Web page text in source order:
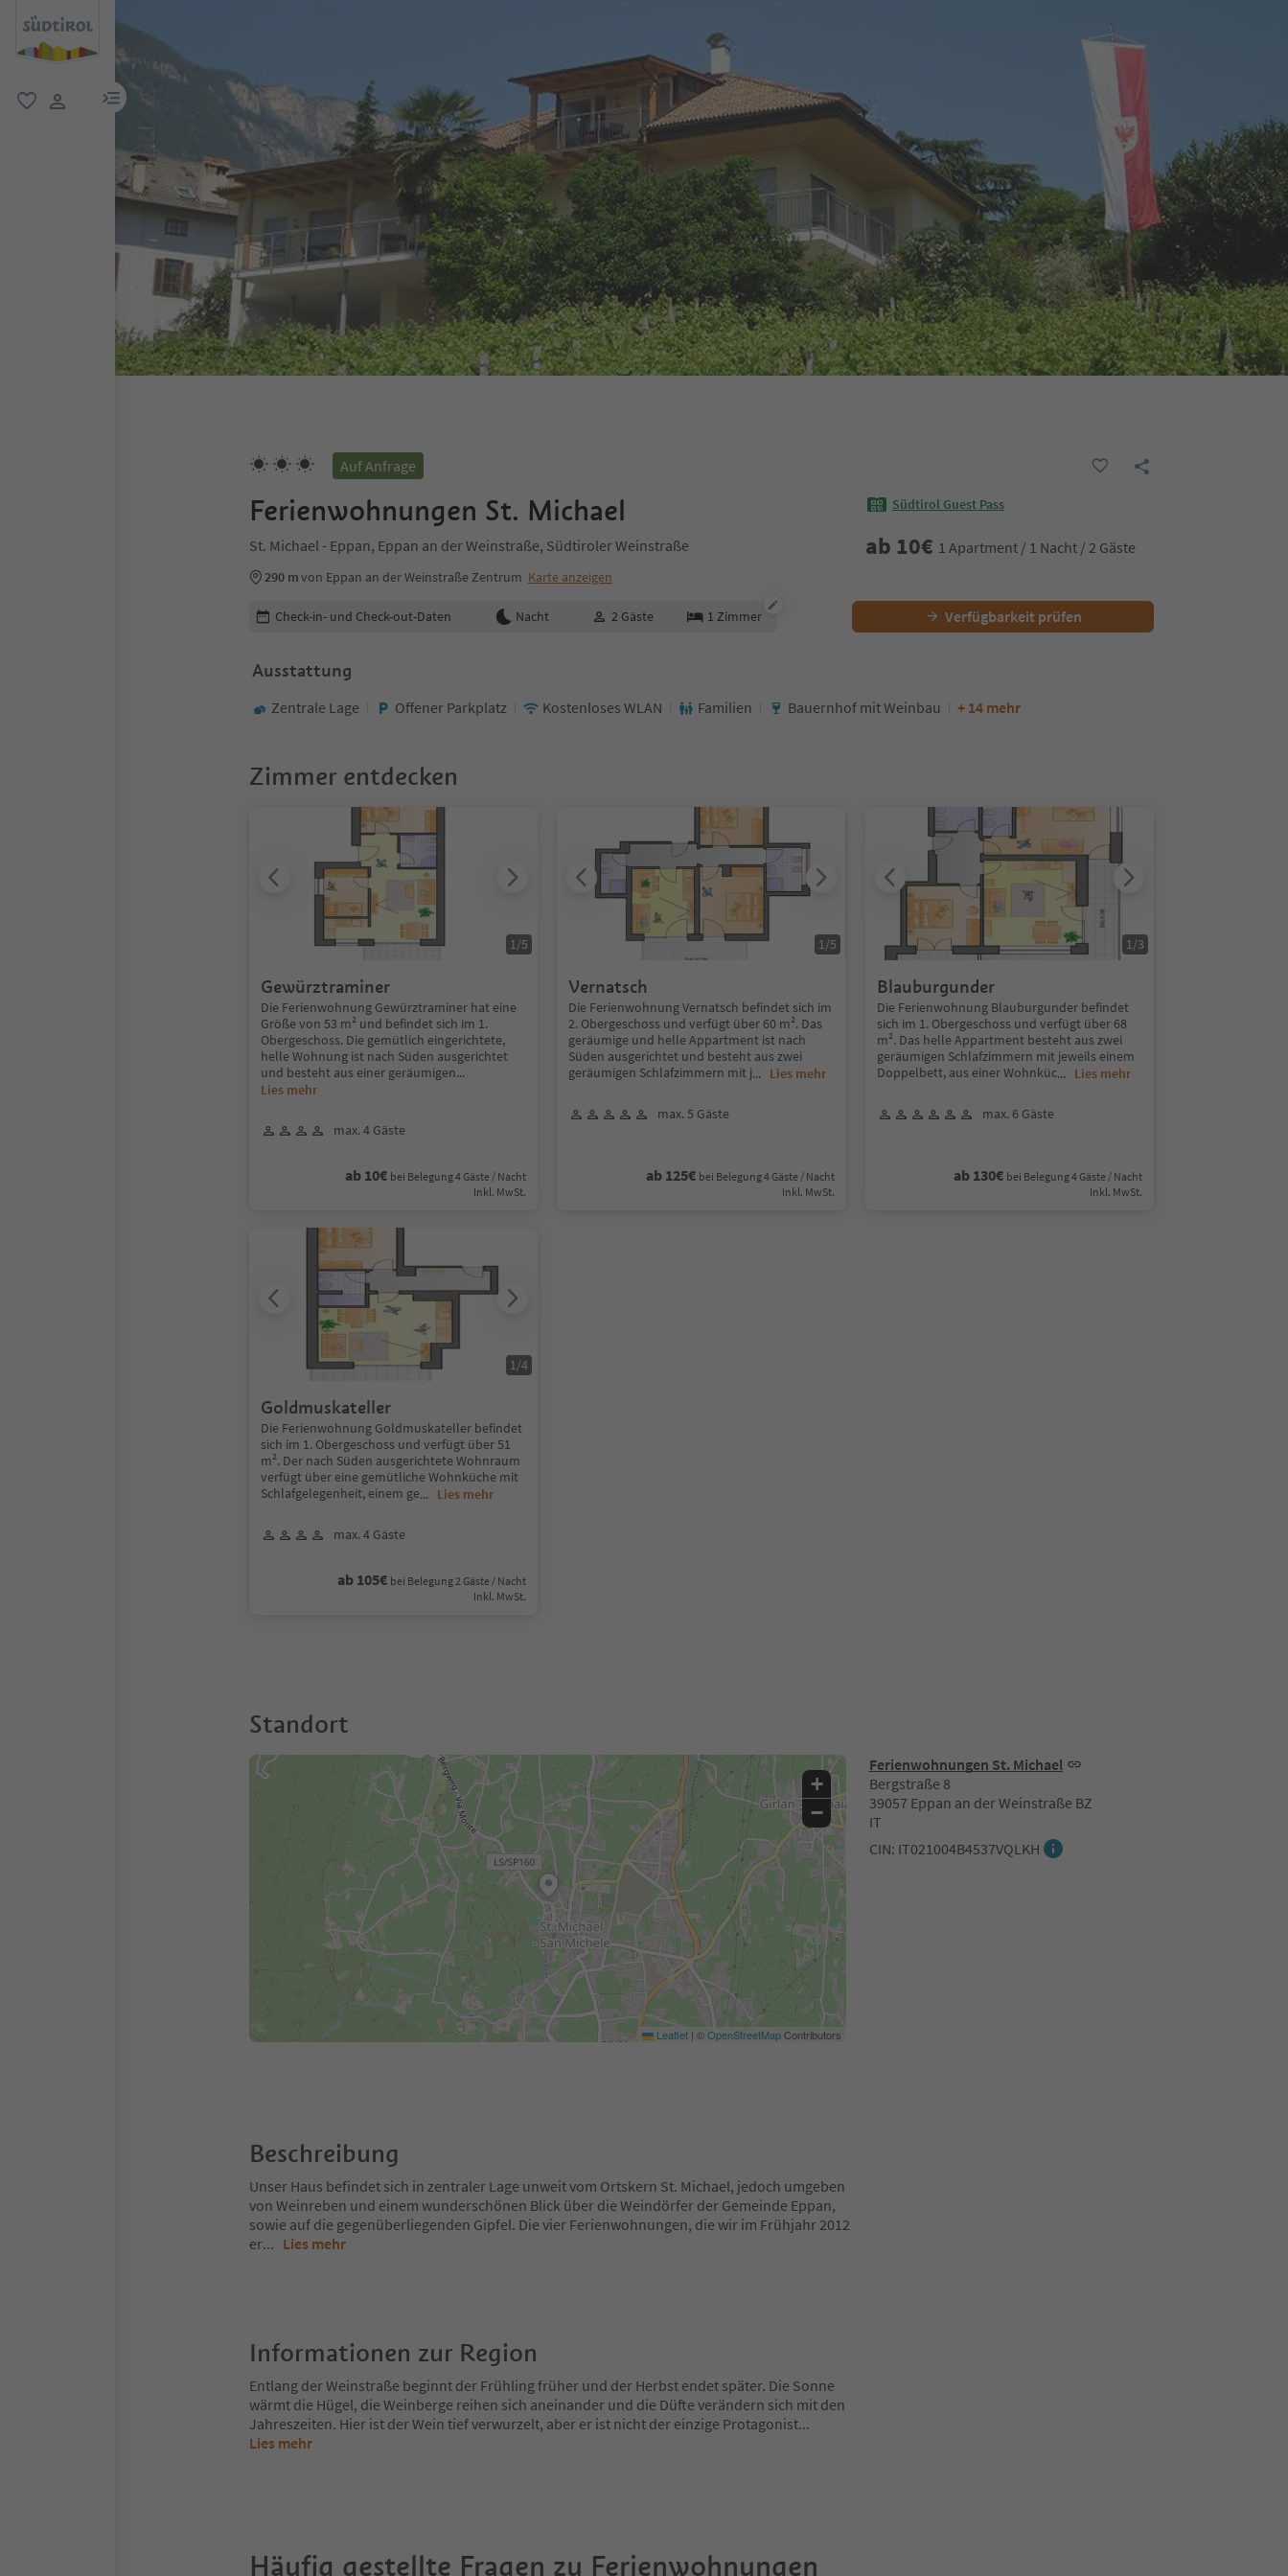
menu link
Auf Anfrage
Ferienwohnungen St. Michael
St. Michael - Eppan, Eppan an der Weinstraße, Südtiroler Weinstraße
290 mvon Eppan an der Weinstraße Zentrum Karte anzeigen
Südtirol Guest Pass
ab 10€ 1 Apartment / 1 Nacht / 2 Gäste
Buchungsdetails bearbeiten
Check-in- und Check-out-Daten Nacht 2 Gäste 1 Zimmer Verfügbarkeit prüfen
Ausstattung
Zentrale Lage Offener Parkplatz Kostenloses WLAN Familien Bauernhof mit Weinbau + 14 mehr
Zimmer entdecken
Gewürztraminer
Die Ferienwohnung Gewürztraminer hat eine
Größe von 53 m² und befindet sich im 1.
Obergeschoss. Die gemütlich eingerichtete,
helle Wohnung ist nach Süden ausgerichtet
und besteht aus einer geräumigen...
Lies mehr
max. 4 Gäste
ab 10€ bei Belegung 4 Gäste / Nacht
Inkl. MwSt.
1/5
Vernatsch
Die Ferienwohnung Vernatsch befindet sich im
2. Obergeschoss und verfügt über 60 m². Das
geräumige und helle Appartment ist nach
Süden ausgerichtet und besteht aus zwei
geräumigen Schlafzimmern mit j... Lies mehr
max. 5 Gäste
ab 125€ bei Belegung 4 Gäste / Nacht
Inkl. MwSt.
1/5
Blauburgunder
Die Ferienwohnung Blauburgunder befindet
sich im 1. Obergeschoss und verfügt über 68
m². Das helle Appartment besteht aus zwei
geräumigen Schlafzimmern mit jeweils einem
Doppelbett, aus einer Wohnküc... Lies mehr
max. 6 Gäste
ab 130€ bei Belegung 4 Gäste / Nacht
Inkl. MwSt.
1/3
Goldmuskateller
Die Ferienwohnung Goldmuskateller befindet
sich im 1. Obergeschoss und verfügt über 51
m². Der nach Süden ausgerichtete Wohnraum
verfügt über eine gemütliche Wohnküche mit
Schlafgelegenheit, einem ge... Lies mehr
max. 4 Gäste
ab 105€ bei Belegung 2 Gäste / Nacht
Inkl. MwSt.
1/4
Standort
Ferienwohnungen St. Michael
Bergstraße 8
39057 Eppan an der Weinstraße BZ
IT
CIN: IT021004B4537VQLKH
+
−
Leaflet | ©OpenStreetMapContributors
Beschreibung
Unser Haus befindet sich in zentraler Lage unweit vom Ortskern St. Michael, jedoch umgeben
von Weinreben und einem wunderschönen Blick über die Weindörfer der Gemeinde Eppan,
sowie auf die gegenüberliegenden Gipfel. Die vier Ferienwohnungen, die wir im Frühjahr 2012
er... Lies mehr
Informationen zur Region
Entlang der Weinstraße beginnt der Frühling früher und der Herbst endet später. Die Sonne
wärmt die Hügel, die Weinberge reihen sich aneinander und die Düfte verändern sich mit den
Jahreszeiten. Hier ist der Wein tief verwurzelt, aber er ist nicht der einzige Protagonist...
Lies mehr
Häufig gestellte Fragen zu Ferienwohnungen